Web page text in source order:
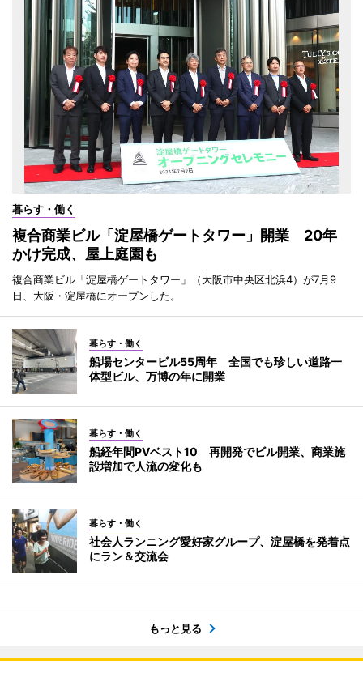
暮らす・働く
複合商業ビル「淀屋橋ゲートタワー」開業 20年
かけ完成、屋上庭園も
複合商業ビル「淀屋橋ゲートタワー」（大阪市中央区北浜4）が7月9
日、大阪・淀屋橋にオープンした。
暮らす・働く
船場センタービル55周年 全国でも珍しい道路一
体型ビル、万博の年に開業
暮らす・働く
船経年間PVベスト10 再開発でビル開業、商業施
設増加で人流の変化も
暮らす・働く
社会人ランニング愛好家グループ、淀屋橋を発着点
にラン＆交流会
もっと見る